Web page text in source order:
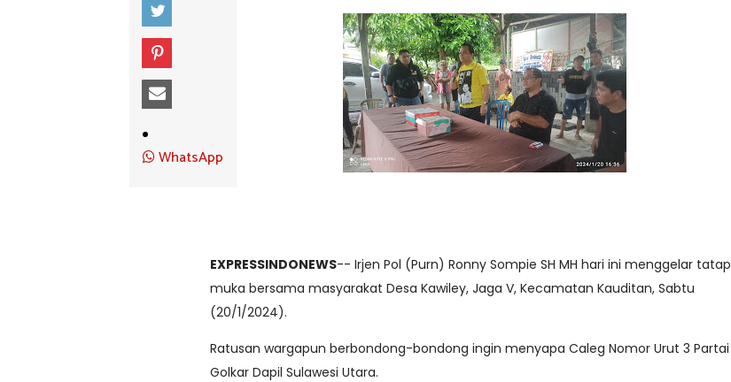
WhatsApp
EXPRESSINDONEWS-- Irjen Pol (Purn) Ronny Sompie SH MH hari ini menggelar tatap
muka bersama masyarakat Desa Kawiley, Jaga V, Kecamatan Kauditan, Sabtu
(20/1/2024).
Ratusan wargapun berbondong-bondong ingin menyapa Caleg Nomor Urut 3 Partai
Golkar Dapil Sulawesi Utara.